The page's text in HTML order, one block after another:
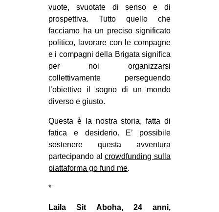
vuote, svuotate di senso e di
prospettiva. Tutto quello che
facciamo ha un preciso significato
politico, lavorare con le compagne
e i compagni della Brigata significa
per noi organizzarsi
collettivamente perseguendo
l’obiettivo il sogno di un mondo
diverso e giusto.
Questa è la nostra storia, fatta di
fatica e desiderio. E’ possibile
sostenere questa avventura
partecipando alcrowdfunding sulla
piattaforma go fund me.
*
Laila Sit Aboha, 24 anni,